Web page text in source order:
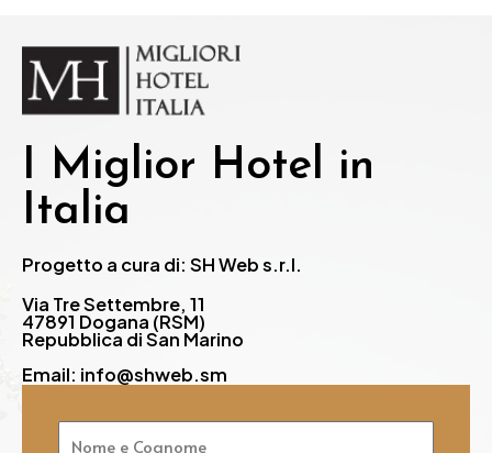
I Miglior Hotel in
Italia
Progetto a cura di: SH Web s.r.l.
Via Tre Settembre, 11
47891 Dogana (RSM)
Repubblica di San Marino
Email: info@shweb.sm
Nome